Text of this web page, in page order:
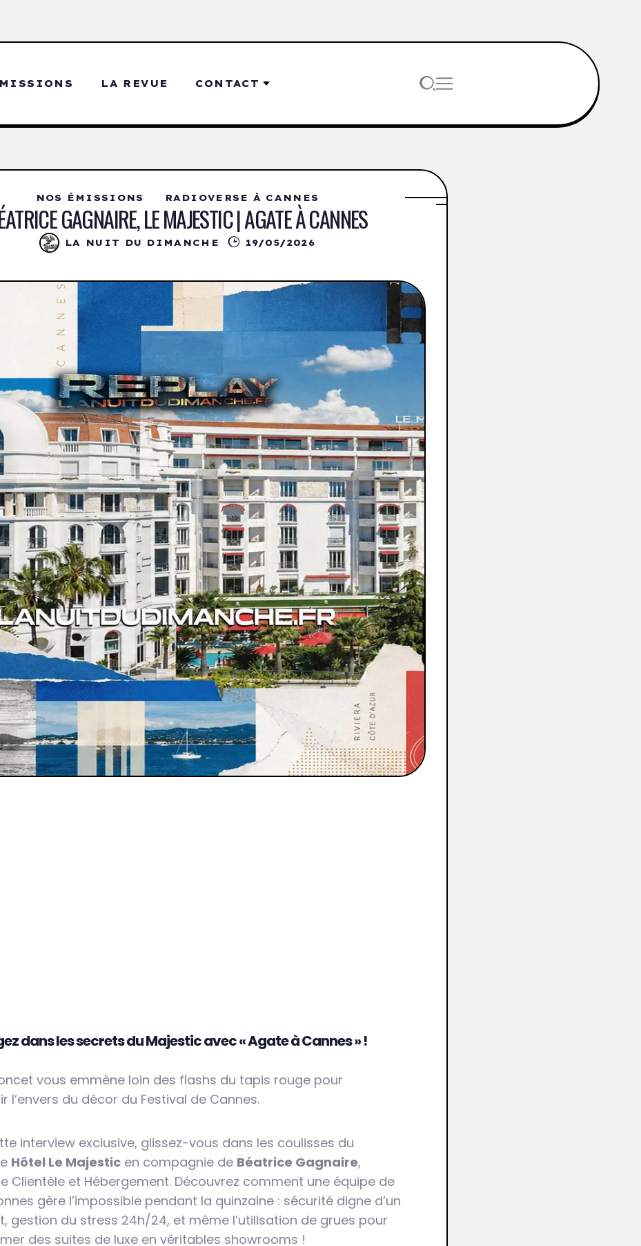
LA REVUE CONTACT
NOS ÉMISSIONS RADIOVERSE À CANNES
GAGNAIRE, LE MAJESTIC | AGATE À CANNES
LA NUIT DU DIMANCHE 19/05/2026
dans les secrets du Majestic avec « Agate à Cannes » !
vous emmène loin des flashs du tapis rouge pour
l’envers du décor du Festival de Cannes.
interview exclusive, glissez-vous dans les coulisses du
Hôtel Le Majestic en compagnie de Béatrice Gagnaire,
Clientèle et Hébergement. Découvrez comment une équipe de
gère l’impossible pendant la quinzaine : sécurité digne d’un
gestion du stress 24h/24, et même l’utilisation de grues pour
des suites de luxe en véritables showrooms !